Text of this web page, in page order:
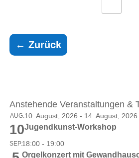
←Zurück
Anstehende Veranstaltungen &
AUG.
10
10. August, 2026 - 14. August, 2026
Jugendkunst-Workshop
SEP.18:00 - 19:00
Orgelkonzert mit